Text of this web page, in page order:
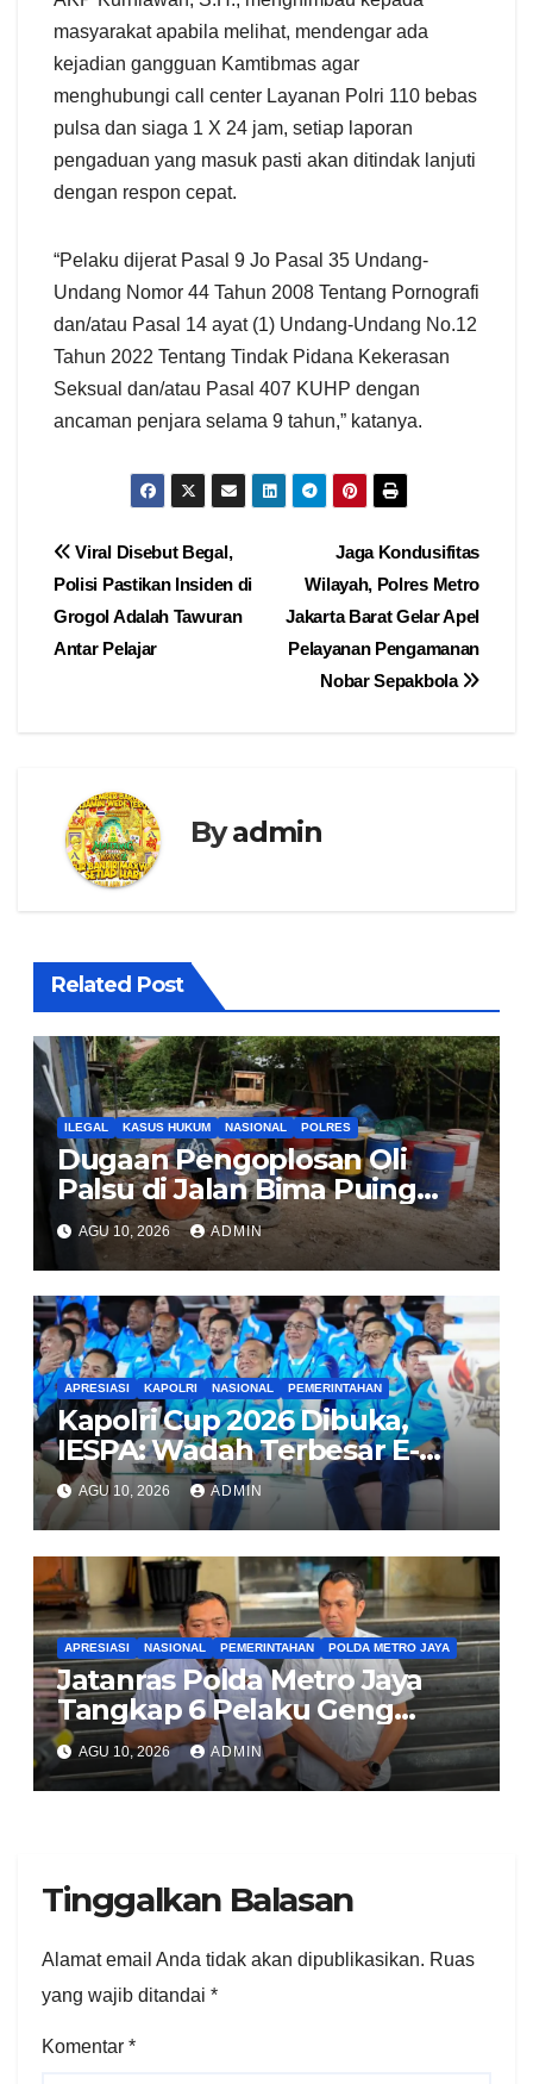
masyarakat apabila melihat, mendengar ada
kejadian gangguan Kamtibmas agar
menghubungi call center Layanan Polri 110 bebas
pulsa dan siaga 1 X 24 jam, setiap laporan
pengaduan yang masuk pasti akan ditindak lanjuti
dengan respon cepat.
“Pelaku dijerat Pasal 9 Jo Pasal 35 Undang-
Undang Nomor 44 Tahun 2008 Tentang Pornografi
dan/atau Pasal 14 ayat (1) Undang-Undang No.12
Tahun 2022 Tentang Tindak Pidana Kekerasan
Seksual dan/atau Pasal 407 KUHP dengan
ancaman penjara selama 9 tahun,” katanya.
Navigasi
pos
Jaga Kondusifitas
Wilayah, Polres Metro
Jakarta Barat Gelar Apel
Pelayanan Pengamanan
Nobar Sepakbola
Viral Disebut Begal,
Polisi Pastikan Insiden di
Grogol Adalah Tawuran
Antar Pelajar
Byadmin
Related Post
ILEGAL KASUS HUKUM NASIONAL POLRES
Dugaan Pengoplosan Oli
Palsu di Jalan Bima Puing
Rawa Buaya, Polisi diminta
turun tangan
AGU 10, 2026 ADMIN
APRESIASI KAPOLRI NASIONAL PEMERINTAHAN
Kapolri Cup 2026 Dibuka,
IESPA: Wadah Terbesar E-
Sports Amatir untuk Talenta
Daerah
AGU 10, 2026 ADMIN
APRESIASI NASIONAL PEMERINTAHAN POLDA METRO JAYA
Jatanras Polda Metro Jaya
Tangkap 6 Pelaku Geng
Pembuntit Nasabah Bank,
Gasak Uang Rp30 Juta
AGU 10, 2026 ADMIN
Tinggalkan Balasan
Alamat email Anda tidak akan dipublikasikan. Ruas
yang wajib ditandai *
Komentar *